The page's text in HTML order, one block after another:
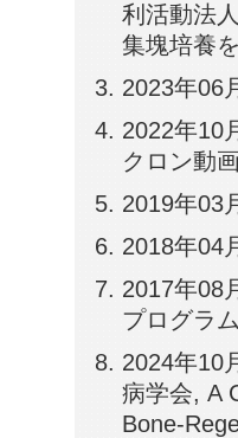
利活動法
集塊培養
2023年06
2022年10
クロン動
2019年03
2018年04
2017年08
プログラ
2024年10
病学会, A